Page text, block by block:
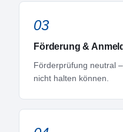
03
Förderung &
Förderprüfung neutral
nicht halten können.